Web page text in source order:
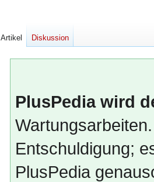
PlusPedia wird
Entschuldigung;
PlusPedia
Artikel Diskussion